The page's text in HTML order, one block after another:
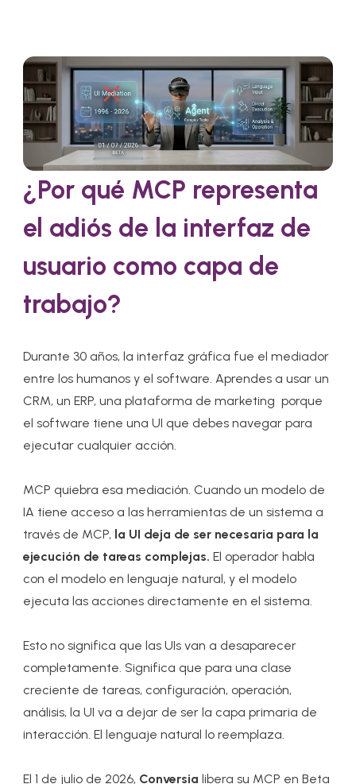
¿Por qué MCP representa
el adiós de la interfaz de
usuario como capa de
trabajo?
Durante 30 años, la interfaz gráfica fue el mediador
entre los humanos y el software. Aprendes a usar un
CRM, un ERP, una plataforma de marketing porque
el software tiene una UI que debes navegar para
ejecutar cualquier acción.
MCP quiebra esa mediación. Cuando un modelo de
IA tiene acceso a las herramientas de un sistema a
través de MCP, la UI deja de ser necesaria para la
ejecución de tareas complejas. El operador habla
con el modelo en lenguaje natural, y el modelo
ejecuta las acciones directamente en el sistema.
Esto no significa que las UIs van a desaparecer
completamente. Significa que para una clase
creciente de tareas, configuración, operación,
análisis, la UI va a dejar de ser la capa primaria de
interacción. El lenguaje natural lo reemplaza.
El 1 de julio de 2026, Conversialibera su MCP en Beta